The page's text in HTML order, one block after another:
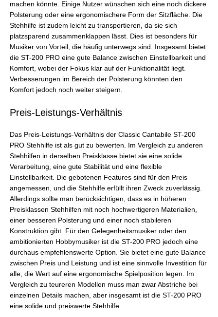
machen könnte. Einige Nutzer wünschen sich eine noch dickere
Polsterung oder eine ergonomischere Form der Sitzfläche. Die
Stehhilfe ist zudem leicht zu transportieren, da sie sich
platzsparend zusammenklappen lässt. Dies ist besonders für
Musiker von Vorteil, die häufig unterwegs sind. Insgesamt bietet
die ST-200 PRO eine gute Balance zwischen Einstellbarkeit und
Komfort, wobei der Fokus klar auf der Funktionalität liegt.
Verbesserungen im Bereich der Polsterung könnten den
Komfort jedoch noch weiter steigern.
Preis-Leistungs-Verhältnis
Das Preis-Leistungs-Verhältnis der Classic Cantabile ST-200
PRO Stehhilfe ist als gut zu bewerten. Im Vergleich zu anderen
Stehhilfen in derselben Preisklasse bietet sie eine solide
Verarbeitung, eine gute Stabilität und eine flexible
Einstellbarkeit. Die gebotenen Features sind für den Preis
angemessen, und die Stehhilfe erfüllt ihren Zweck zuverlässig.
Allerdings sollte man berücksichtigen, dass es in höheren
Preisklassen Stehhilfen mit noch hochwertigeren Materialien,
einer besseren Polsterung und einer noch stabileren
Konstruktion gibt. Für den Gelegenheitsmusiker oder den
ambitionierten Hobbymusiker ist die ST-200 PRO jedoch eine
durchaus empfehlenswerte Option. Sie bietet eine gute Balance
zwischen Preis und Leistung und ist eine sinnvolle Investition für
alle, die Wert auf eine ergonomische Spielposition legen. Im
Vergleich zu teureren Modellen muss man zwar Abstriche bei
einzelnen Details machen, aber insgesamt ist die ST-200 PRO
eine solide und preiswerte Stehhilfe.